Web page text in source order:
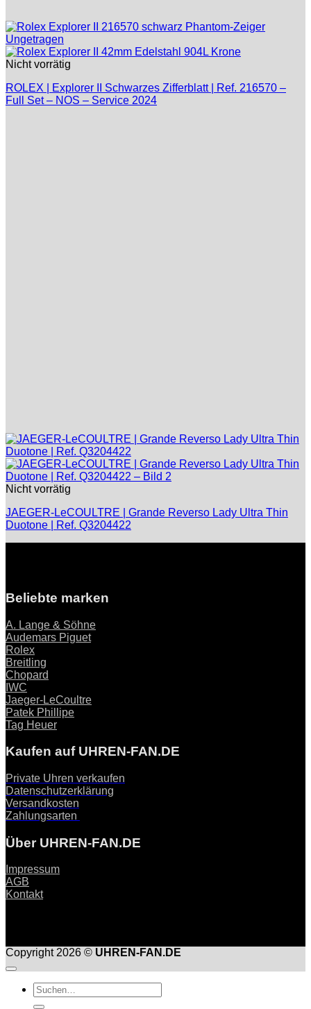
Nicht vorrätig
ROLEX | Explorer II Schwarzes Zifferblatt | Ref. 216570 –
Full Set – NOS – Service 2024
Nicht vorrätig
JAEGER-LeCOULTRE | Grande Reverso Lady Ultra Thin
Duotone | Ref. Q3204422
Beliebte marken
A. Lange & Söhne
Audemars Piguet
Rolex
Breitling
Chopard
IWC
Jaeger-LeCoultre
Patek Phillipe
Tag Heuer
Kaufen auf UHREN-FAN.DE
Private Uhren verkaufen
Datenschutzerklärung
Versandkosten
Zahlungsarten
Über UHREN-FAN.DE
Impressum
AGB
Kontakt
Copyright 2026 © UHREN-FAN.DE
Suche
nach: